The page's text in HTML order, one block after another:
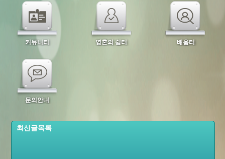
커뮤니티 영혼의 쉼터 배움터
문의안내
최신글목록